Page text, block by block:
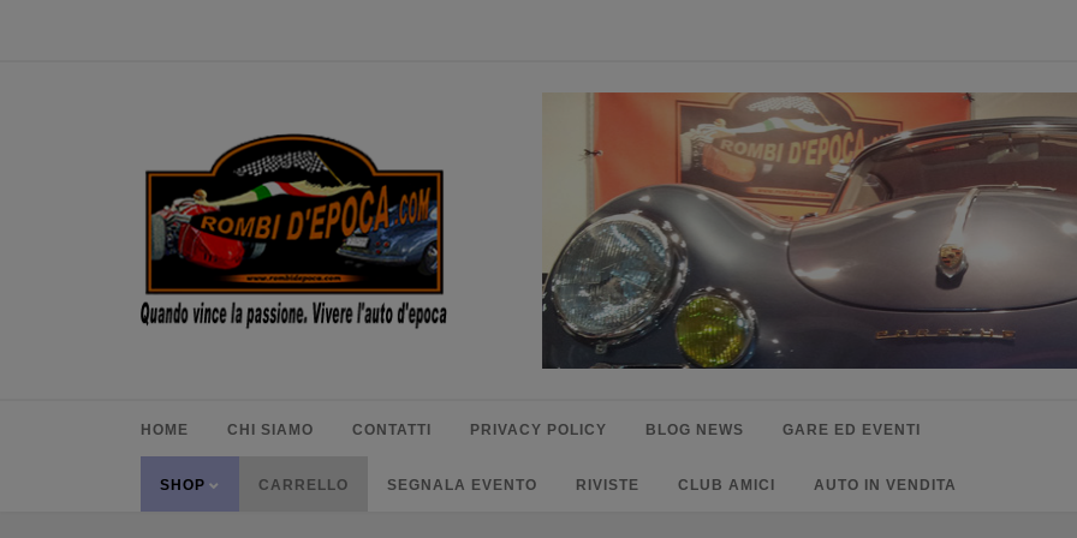
HOME CHI SIAMO CONTATTI PRIVACY POLICY BLOG NEWS GARE ED EVENTI
SHOP CARRELLO SEGNALA EVENTO RIVISTE CLUB AMICI AUTO IN VENDITA